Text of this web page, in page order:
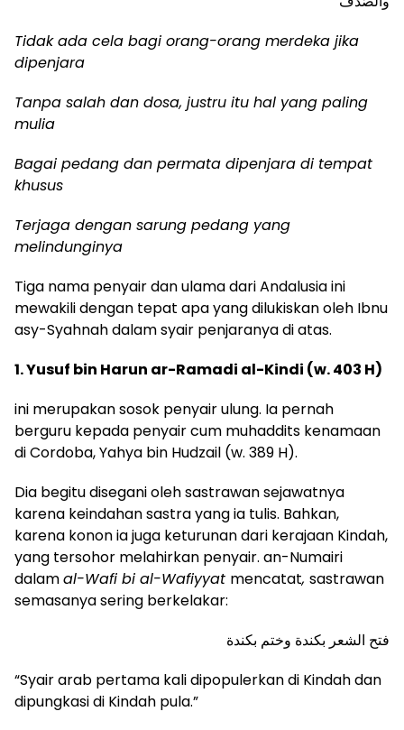
Tidak ada cela bagi orang-orang merdeka jika
dipenjara
Tanpa salah dan dosa, justru itu hal yang paling
mulia
Bagai pedang dan permata dipenjara di tempat
khusus
Terjaga dengan sarung pedang yang
melindunginya
Tiga nama penyair dan ulama dari Andalusia ini
mewakili dengan tepat apa yang dilukiskan oleh Ibnu
asy-Syahnah dalam syair penjaranya di atas.
1.Yusuf bin Harun ar-Ramadi al-Kindi (w. 403 H)
ini merupakan sosok penyair ulung. Ia pernah
berguru kepada penyair cum muhaddits kenamaan
di Cordoba, Yahya bin Hudzail (w. 389 H).
Dia begitu disegani oleh sastrawan sejawatnya
karena keindahan sastra yang ia tulis. Bahkan,
karena konon ia juga keturunan dari kerajaan Kindah,
yang tersohor melahirkan penyair. an-Numairi
dalamal-Wafi bi al-Wafiyyat mencatat, sastrawan
semasanya sering berkelakar:
فتح الشعر بكندة وختم بكندة
“Syair arab pertama kali dipopulerkan di Kindah dan
dipungkasi di Kindah pula.”